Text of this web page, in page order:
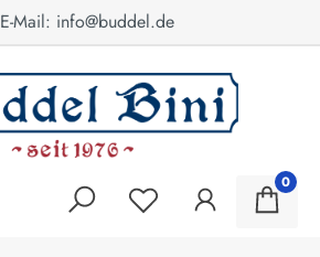
E-Mail: info@buddel.de
0